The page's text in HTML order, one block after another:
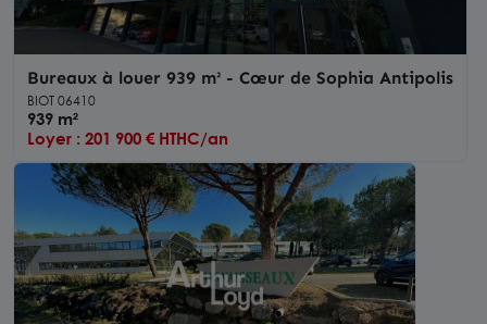
Bureaux à louer 939 m² - Cœur de Sophia Antipolis
BIOT 06410
939 m²
Loyer : 201 900 € HTHC/an